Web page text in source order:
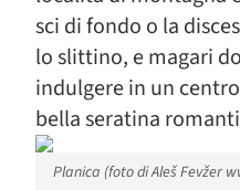
sci di fondo o la
lo slittino, e magari
indulgere in un
bella seratina
Planica (foto di Aleš Fevžer